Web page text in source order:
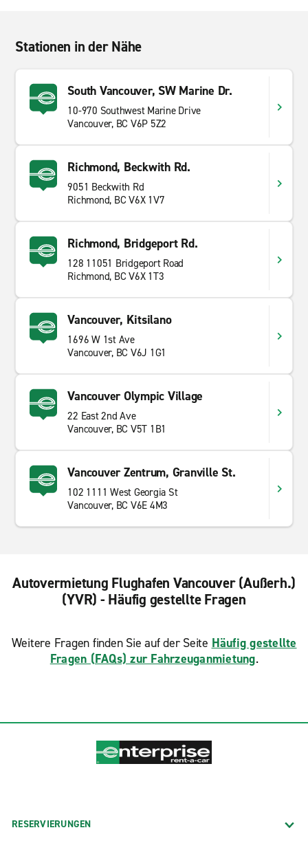
Stationen in der Nähe
South Vancouver, SW Marine Dr.
10-970 Southwest Marine Drive
Vancouver, BC V6P 5Z2
Richmond, Beckwith Rd.
9051 Beckwith Rd
Richmond, BC V6X 1V7
Richmond, Bridgeport Rd.
128 11051 Bridgeport Road
Richmond, BC V6X 1T3
Vancouver, Kitsilano
1696 W 1st Ave
Vancouver, BC V6J 1G1
Vancouver Olympic Village
22 East 2nd Ave
Vancouver, BC V5T 1B1
Vancouver Zentrum, Granville St.
102 1111 West Georgia St
Vancouver, BC V6E 4M3
Autovermietung Flughafen Vancouver (Außerh.)
(YVR) - Häufig gestellte Fragen
Weitere Fragen finden Sie auf der Seite Häufig gestellte
Fragen (FAQs) zur Fahrzeuganmietung.
RESERVIERUNGEN